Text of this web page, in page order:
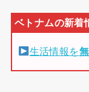
生活情報を